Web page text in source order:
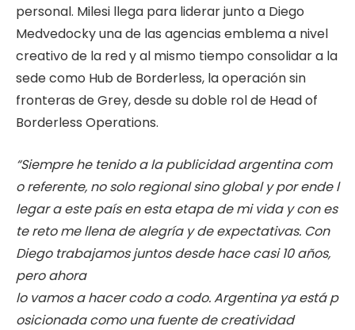
personal. Milesi llega para liderar junto a Diego
Medvedocky una de las agencias emblema a nivel
creativo de la red y al mismo tiempo consolidar a la
sede como Hub de Borderless, la operación sin
fronteras de Grey, desde su doble rol de Head of
Borderless Operations.
“Siempre he tenido a la publicidad argentina com
o referente, no solo regional sino global y por ende l
legar a este país en esta etapa de mi vida y con es
te reto me llena de alegría y de expectativas. Con
Diego trabajamos juntos desde hace casi 10 años,
pero ahora
lo vamos a hacer codo a codo.Argentina ya está p
osicionada como una fuente de creatividad